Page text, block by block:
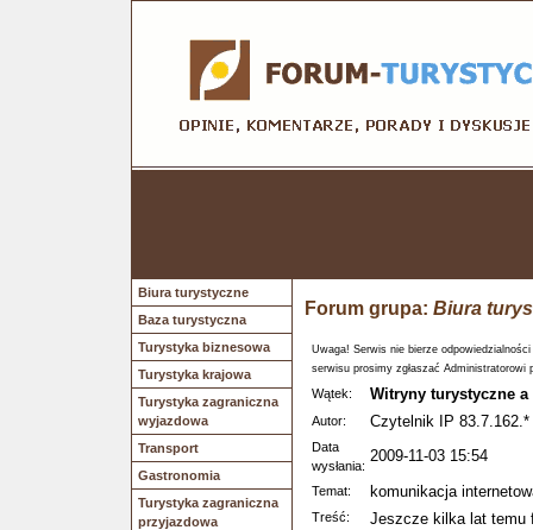
Biura turystyczne
Baza turystyczna
Turystyka biznesowa
Turystyka krajowa
Turystyka zagraniczna
wyjazdowa
Transport
Gastronomia
Turystyka zagraniczna
przyjazdowa
Forum grupa: Biura
Uwaga! Serwis nie bierze
serwisu prosimy zgłaszać Administratorowi
Wątek: Witryny turystyczne a
Autor: Czytelnik IP 83.7.162.*
Data
wysłania:
2009-11-03 15:54
Temat: komunikacja
Treść:
Jeszcze kilka lat temu